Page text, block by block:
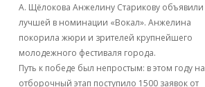
А. Щёлокова Анжелину Старикову объявили
лучшей в номинации «Вокал». Анжелина
покорила жюри и зрителей крупнейшего
молодежного фестиваля города.
Путь к победе был непростым: в этом году на
отборочный этап поступило 1500 заявок от